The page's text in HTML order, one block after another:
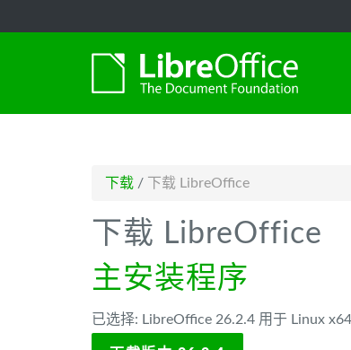
下载 / 下载 LibreOffice
下载 LibreOffice
主安装程序
已选择: LibreOffice 26.2.4 用于 Linux